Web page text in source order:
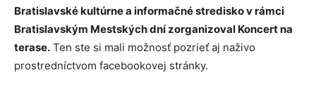
Bratislavské kultúrne a informačné stredisko v rámci
Bratislavským Mestských dní zorganizoval Koncert na
terase. Ten ste si mali možnosť pozrieť aj naživo
prostredníctvom facebookovej stránky.